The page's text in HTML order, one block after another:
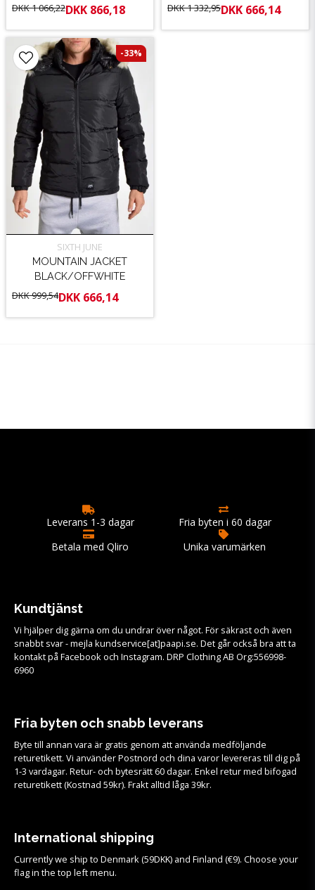
DKK 1 066,22DKK 866,18 DKK 1 332,95DKK 666,14
SIXTH JUNE
MOUNTAIN JACKET
BLACK/OFFWHITE
DKK 999,54DKK 666,14
-33%
Leverans 1-3 dagar
Fria byten i 60 dagar
Betala med Qliro
Unika varumärken
Kundtjänst
Vi hjälper dig gärna om du undrar över något. För säkrast och även
snabbt svar - mejla kundservice[at]paapi.se. Det går också bra att ta
kontakt på Facebook och Instagram. DRP Clothing AB Org:556998-
6960
Fria byten och snabb leverans
Byte till annan vara är gratis genom att använda medföljande
returetikett. Vi använder Postnord och dina varor levereras till dig på
1-3 vardagar. Retur- och bytesrätt 60 dagar. Enkel retur med bifogad
returetikett (Kostnad 59kr). Frakt alltid låga 39kr.
International shipping
Currently we ship to Denmark (59DKK) and Finland (€9). Choose your
flag in the top left menu.